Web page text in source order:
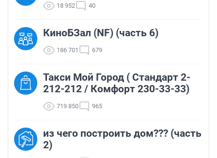
18 952 40
КиноБЗал (NF) (часть 6)
186 701 679
Такси Мой Город ( Стандарт 2-
212-212 / Комфорт 230-33-33)
719 850 965
из чего построить дом??? (часть
2)